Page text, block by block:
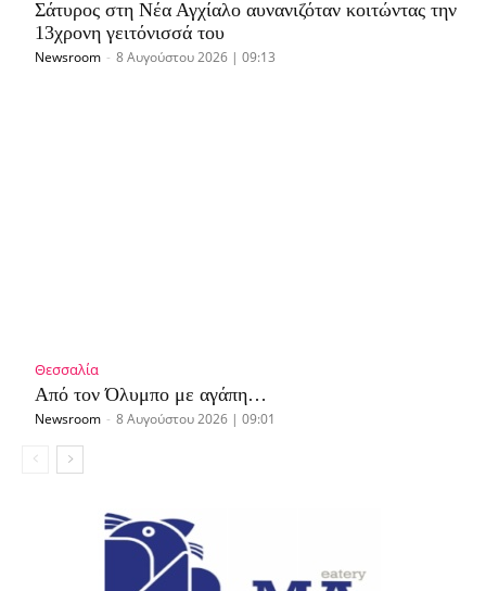
Σάτυρος στη Νέα Αγχίαλο αυνανιζόταν κοιτώντας την
13χρονη γειτόνισσά του
Newsroom - 8 Αυγούστου 2026 | 09:13
Θεσσαλία
Από τον Όλυμπο με αγάπη…
Newsroom - 8 Αυγούστου 2026 | 09:01